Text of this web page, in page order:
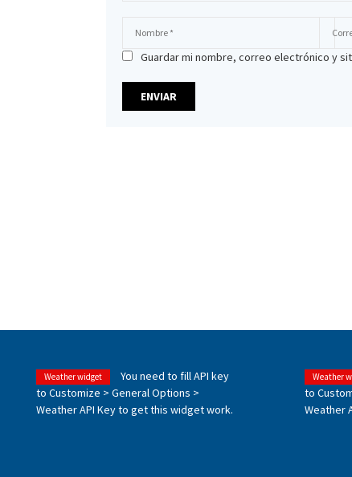
Guardar mi nombre, correo electrónico y
Weather widget
You need to fill API key
to Customize > General Options >
Weather API Key to get this widget work.
Weather
to
Weather